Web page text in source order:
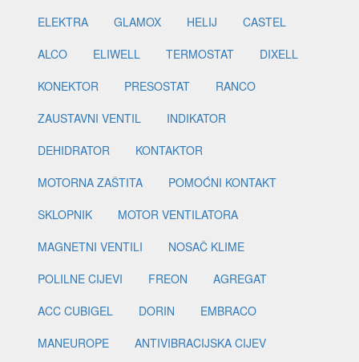
ELEKTRA
GLAMOX HELIJ
CASTEL
ALCO
ELIWELL TERMOSTAT
DIXELL
KONEKTOR
PRESOSTAT
RANCO
ZAUSTAVNI VENTIL
INDIKATOR
DEHIDRATOR
KONTAKTOR
MOTORNA ZAŠTITA
POMOĆNI KONTAKT
SKLOPNIK
MOTOR VENTILATORA
MAGNETNI VENTILI
NOSAČ KLIME
POLILNE CIJEVI
FREON
AGREGAT
ACC CUBIGEL
DORIN
EMBRACO
MANEUROPE
ANTIVIBRACIJSKA CIJEV